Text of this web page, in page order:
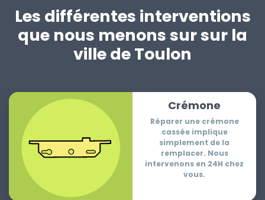
Les différentes interventions
que nous menons sur sur la
ville de Toulon
Crémone
Réparer une crémone
cassée implique
simplement de la
remplacer. Nous
intervenons en 24H chez
vous.